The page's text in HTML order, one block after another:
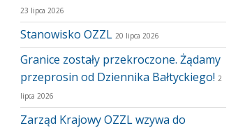
23 lipca 2026
Stanowisko OZZL 20 lipca 2026
Granice zostały przekroczone. Żądamy
przeprosin od Dziennika Bałtyckiego! 2
lipca 2026
Zarząd Krajowy OZZL wzywa do